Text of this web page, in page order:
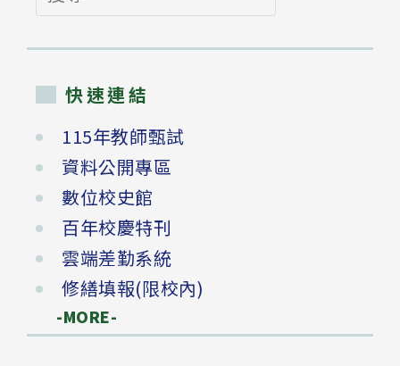
尋
快速連結
115年教師甄試
資料公開專區
數位校史館
百年校慶特刊
雲端差勤系統
修繕填報(限校內)
-MORE-